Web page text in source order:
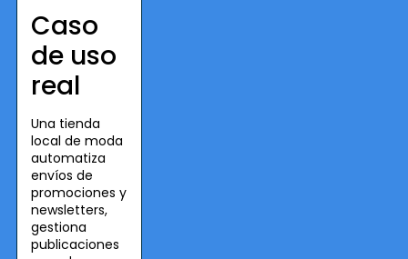
Caso
de uso
real
Una tienda
local de moda
automatiza
envíos de
promociones y
newsletters,
gestiona
publicaciones